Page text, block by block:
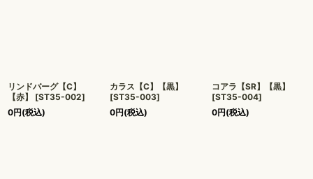
リンドバーグ【C】
【赤】
[ST35-002]
0円(税込)
カラス【C】【黒】
[ST35-003]
0円(税込)
コアラ【SR】【黒】
[ST35-004]
0円(税込)